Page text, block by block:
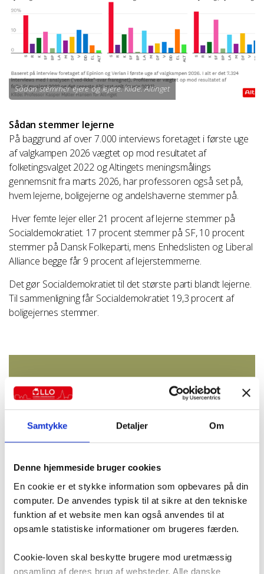
Samtykke Detaljer Om
Denne hjemmeside bruger cookies
En cookie er et stykke information som opbevares på din
computer. De anvendes typisk til at sikre at den tekniske
funktion af et website men kan også anvendes til at
opsamle statistiske informationer om brugeres færden.
Cookie-loven skal beskytte brugere mod uretmæssig
opsamling af deres brug af websteder. Alle danske
Sådan stemmer ejere og lejere. Kilde: Altinget
Sådan stemmer lejerne
På baggrund af over 7.000 interviews foretaget i første uge
af valgkampen 2026 vægtet op mod resultatet af
folketingsvalget 2022 og Altingets meningsmålings
gennemsnit fra marts 2026, har professoren også set på,
hvem lejerne, boligejerne og andelshaverne stemmer på.
Hver femte lejer eller 21 procent af lejerne stemmer på
Socialdemokratiet. 17 procent stemmer på SF, 10 procent
stemmer på Dansk Folkeparti, mens Enhedslisten og Liberal
Alliance begge får 9 procent af lejerstemmerne.
Det gør Socialdemokratiet til det største parti blandt lejerne.
Til sammenligning får Socialdemokratiet 19,3 procent af
boligejernes stemmer.
Det mener partierne om boligpolitik
Få det fulde overblik påwww.llo.dk/fv26-
valgguide/
Læs mere om lejernes forslag til politikerne